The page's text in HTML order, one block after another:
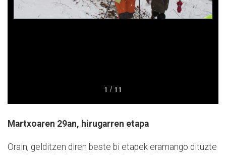
Martxoaren 29an, hirugarren etapa
Orain, gelditzen diren beste bi etapek eramango dituzte